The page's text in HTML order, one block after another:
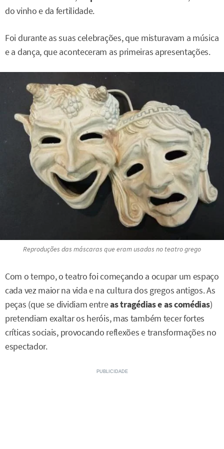
do vinho e da fertilidade.
Foi durante as suas celebrações, que misturavam a música
e a dança, que aconteceram as primeiras apresentações.
Reproduções das máscaras que eram usadas no teatro grego
Com o tempo, o teatro foi começando a ocupar um espaço
cada vez maior na vida e na cultura dos gregos antigos. As
peças (que se dividiam entreas tragédias e as comédias)
pretendiam exaltar os heróis, mas também tecer fortes
críticas sociais, provocando reflexões e transformações no
espectador.